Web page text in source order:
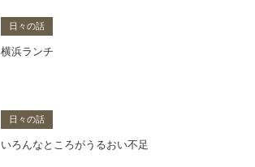
日々の話
横浜ランチ
日々の話
いろんなところがうるおい不足